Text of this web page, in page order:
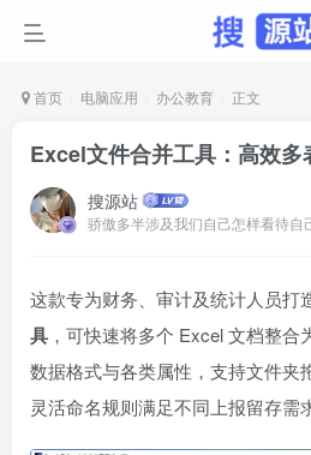
首页 电脑应用 办公教育 正文
Excel文件合并工具：高效多
搜源站
这款专为财务、审计及统计人员打
具 ，可快速将多个 Excel 文档整
数据格式与各类属性，支持文件夹
灵活命名规则满足不同上报留存需